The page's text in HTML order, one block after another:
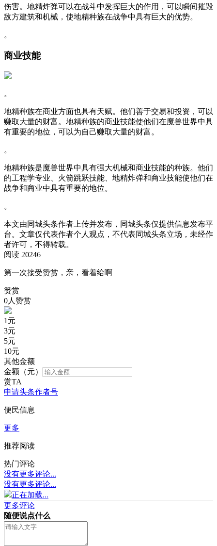
伤害。地精炸弹可以在战斗中发挥巨大的作用，可以瞬间摧毁
敌方建筑和机械，使地精种族在战争中具有巨大的优势。
。
商业技能
。
地精种族在商业方面也具有天赋。他们善于交易和投资，可以
赚取大量的财富。地精种族的商业技能使他们在魔兽世界中具
有重要的地位，可以为自己赚取大量的财富。
。
地精种族是魔兽世界中具有强大机械和商业技能的种族。他们
的工程学专业、火箭跳跃技能、地精炸弹和商业技能使他们在
战争和商业中具有重要的地位。
。
本文由同城头条作者上传并发布，同城头条仅提供信息发布平
台。文章仅代表作者个人观点，不代表同城头条立场，未经作
者许可，不得转载。
阅读 20246
第一次接受赞赏，亲，看着给啊
赞赏
0人赞赏
1 元
3元
5元
10元
其他金额
金额（元）
赏TA
申请头条作者号
便民信息
更多
推荐阅读
热门评论
没有更多评论...
没有更多评论...
正在加载...
更多评论
随便说点什么